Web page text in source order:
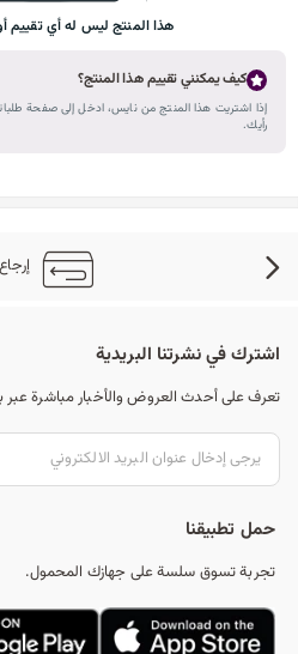
هذا المنتج ليس له أي تقييم
كيف يمكنني تقييم هذا المنتج؟
إذا اشتريت هذا المنتج من نايس، ادخل إلى صفحة
رأيك.
اشترك في نشرتنا البريدية
تعرف على أحدث العروض والأخبار مباشرة عبر
حمل تطبيقنا
تجربة تسوق سلسة على جهازك المحمول.